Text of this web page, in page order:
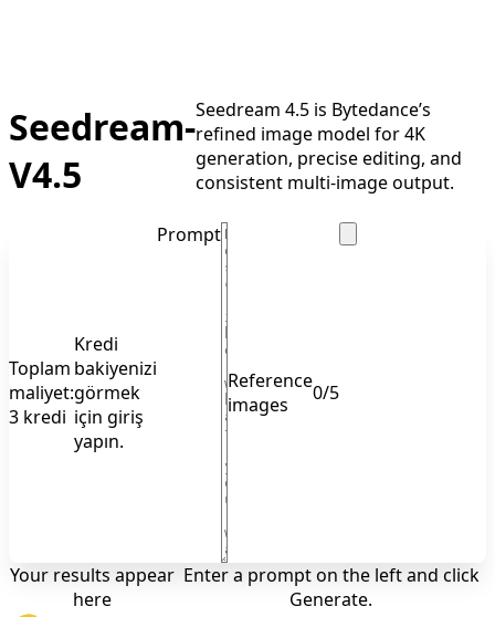
Seedream-
V4.5
Seedream 4.5 is Bytedance’s
refined image model for 4K
generation, precise editing, and
consistent multi-image output.
Toplam
maliyet:
3 kredi
Kredi
bakiyenizi
görmek
için giriş
yapın.
Prompt
Reference
images
0/5
Your results appear
here
Enter a prompt on the left and click
Generate.